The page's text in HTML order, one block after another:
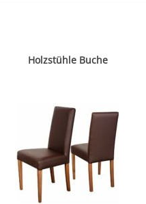
Holzstühle Buche